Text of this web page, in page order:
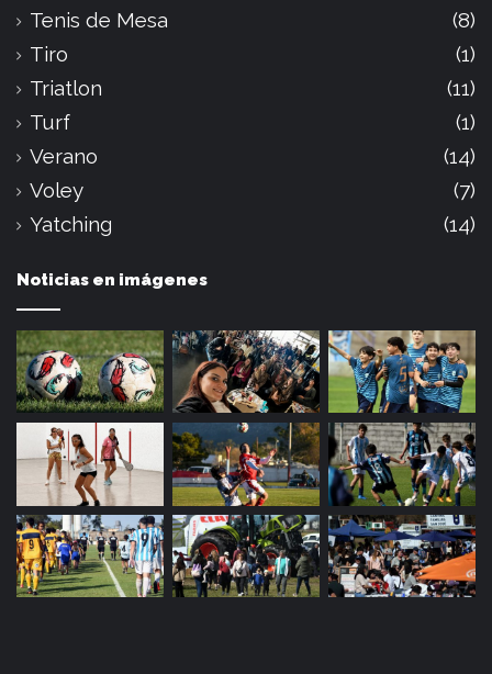
Tenis de Mesa
(8)
Tiro
(1)
Triatlon
(11)
Turf
(1)
Verano
(14)
Voley
(7)
Yatching
(14)
Noticias en imágenes